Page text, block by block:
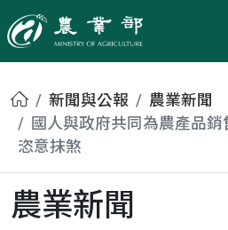
農業部
首頁新聞與公報
農業新聞
國人與政府共同為農產品
恣意抹煞
農業新聞